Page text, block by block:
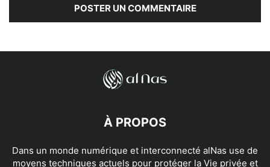
À PROPOS
Dans un monde numérique et interconnecté alNas use de
moyens techniques actuels pour protéger la Vie privée et